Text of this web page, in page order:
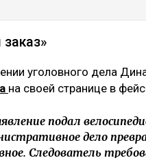
уголовного дела
на своей странице в
подал
дело
Следователь